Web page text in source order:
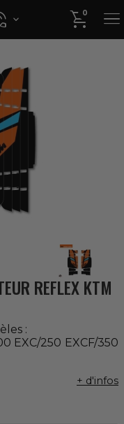

0 
REFLEX KTM
:
EXC/250 EXCF/350
+ d'infos